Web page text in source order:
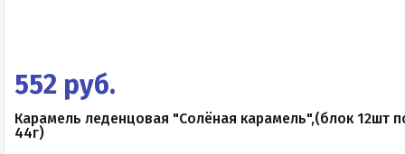
552 руб.
Карамель леденцовая "Солёная карамель",(блок 12шт
44г)